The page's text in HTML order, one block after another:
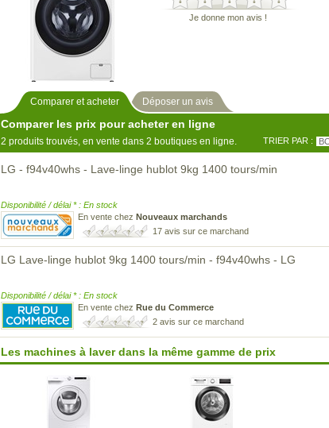
Je donne mon avis !
Comparer et acheter Déposer un avis
Comparer les prix pour acheter en ligne
2 produits trouvés, en vente dans 2 boutiques en ligne. TRIER PAR :
LG - f94v40whs - Lave-linge hublot 9kg 1400 tours/min
Disponibilité / délai * : En stock
En vente chez Nouveaux marchands
17 avis sur ce marchand
LG Lave-linge hublot 9kg 1400 tours/min - f94v40whs - LG
Disponibilité / délai * : En stock
En vente chez Rue du Commerce
2 avis sur ce marchand
Les machines à laver dans la même gamme de prix